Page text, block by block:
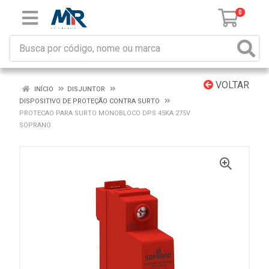
0
VOLTAR
INÍCIO
DISJUNTOR
DISPOSITIVO DE PROTEÇÃO CONTRA SURTO
PROTECAO PARA SURTO MONOBLOCO DPS 45KA 275V
SOPRANO